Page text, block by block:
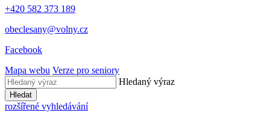
+420 582 373 189
obeclesany@volny.cz
Facebook
Mapa webu Verze pro seniory
Hledaný výraz
Hledat
rozšířené vyhledávání